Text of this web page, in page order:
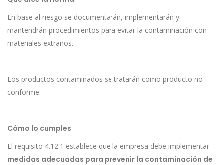
En base al riesgo se documentarán, implementarán y
mantendrán procedimientos para evitar la contaminación con
materiales extraños.
Los productos contaminados se tratarán como producto no
conforme.
Cómo lo cumples
El requisito 4.12.1 establece que la empresa debe implementar
medidas adecuadas para prevenir la contaminación de